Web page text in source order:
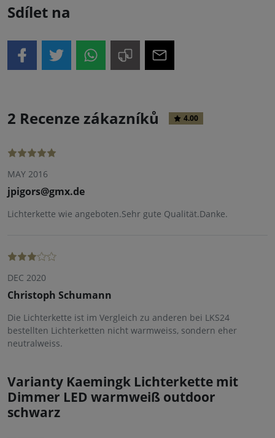
Sdílet na
2 Recenze zákazníků 4.00
MAY 2016
jpigors@gmx.de
Lichterkette wie angeboten.Sehr gute Qualität.Danke.
DEC 2020
Christoph Schumann
Die Lichterkette ist im Vergleich zu anderen bei LKS24
bestellten Lichterketten nicht warmweiss, sondern eher
neutralweiss.
Varianty Kaemingk Lichterkette mit
Dimmer LED warmweiß outdoor
schwarz